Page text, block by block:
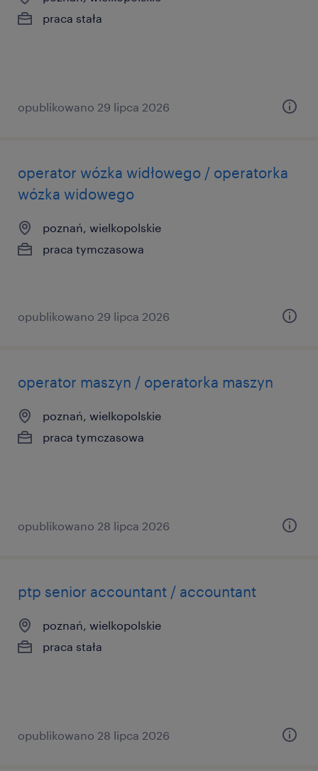
praca stała
opublikowano 29 lipca 2026
operator wózka widłowego / operatorka
wózka widowego
poznań, wielkopolskie
praca tymczasowa
opublikowano 29 lipca 2026
operator maszyn / operatorka maszyn
poznań, wielkopolskie
praca tymczasowa
opublikowano 28 lipca 2026
ptp senior accountant / accountant
poznań, wielkopolskie
praca stała
opublikowano 28 lipca 2026